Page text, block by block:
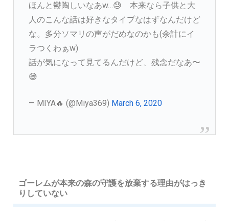
ほんと鬱陶しいなあw…😓 本来なら子供と大
人のこんな話は好きなタイプなはずなんだけど
な。多分ソマリの声がだめなのかも(余計にイ
ラつくわぁw)
話が気になって見てるんだけど、残念だなあ〜
😅
— MIYA🔥 (@Miya369) March 6, 2020
ゴーレムが本来の森の守護を放棄する理由がはっき
りしていない